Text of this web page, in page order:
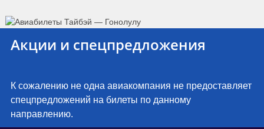
Акции и спецпредложения
К сожалению не одна авиакомпания не предоставляет
спецпредложений на билеты по данному
направлению.